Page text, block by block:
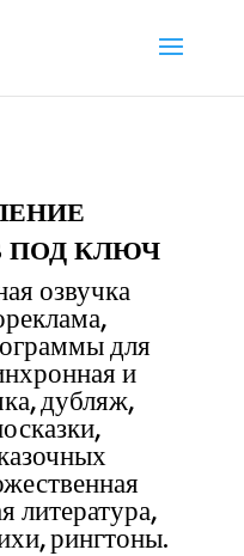
под ключ
озвучка
для
и
дубляж,
литература,
рингтоны.